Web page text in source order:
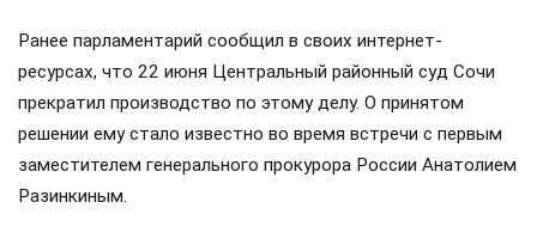
Ранее парламентарий сообщил в своих интернет-
ресурсах, что 22 июня Центральный районный суд Сочи
прекратил производство по этому делу. О принятом
решении ему стало известно во время встречи с первым
заместителем генерального прокурора России Анатолием
Разинкиным.